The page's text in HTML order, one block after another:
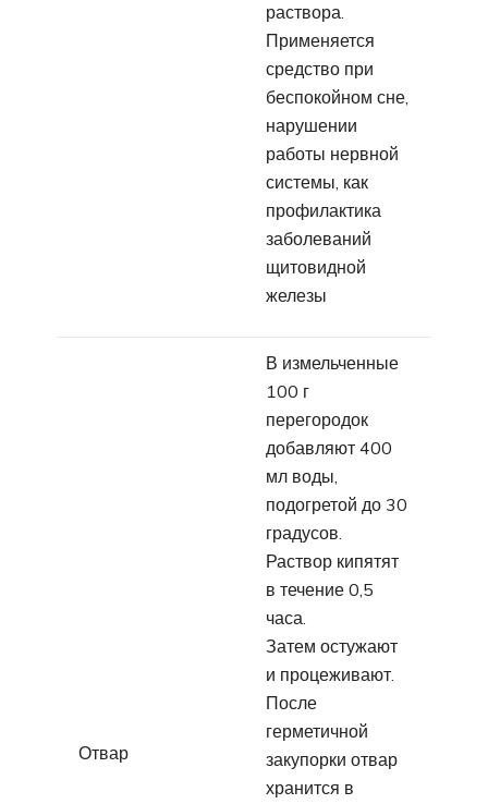
раствора.
Применяется
средство при
беспокойном сне,
нарушении
работы нервной
системы, как
профилактика
заболеваний
щитовидной
железы
Отвар
В измельченные
100 г
перегородок
добавляют 400
мл воды,
подогретой до 30
градусов.
Раствор кипятят
в течение 0,5
часа.
Затем остужают
и процеживают.
После
герметичной
закупорки отвар
хранится в